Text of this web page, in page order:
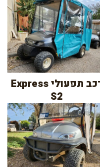
רכב תפעולי Express
S2